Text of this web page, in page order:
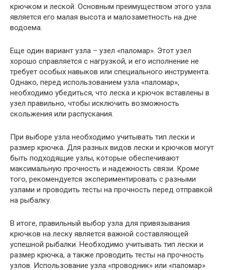
крючком и леской. Основным преимуществом этого узла
является его малая высота и малозаметность на дне
водоема.
Еще один вариант узла – узел «паломар». Этот узел
хорошо справляется с нагрузкой, и его исполнение не
требует особых навыков или специального инструмента.
Однако, перед использованием узла «паломар»,
необходимо убедиться, что леска и крючок вставлены в
узел правильно, чтобы исключить возможность
скольжения или распускания.
При выборе узла необходимо учитывать тип лески и
размер крючка. Для разных видов лески и крючков могут
быть подходящие узлы, которые обеспечивают
максимальную прочность и надежность связи. Кроме
того, рекомендуется экспериментировать с разными
узлами и проводить тесты на прочность перед отправкой
на рыбалку.
В итоге, правильный выбор узла для привязывания
крючков на леску является важной составляющей
успешной рыбалки. Необходимо учитывать тип лески и
размер крючка, а также проводить тесты на прочность
узлов. Использование узла «проводник» или «паломар»